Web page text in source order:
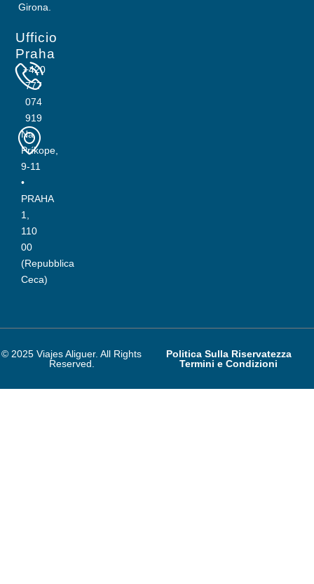
Girona.
Ufficio
Praha
+420
777
074
919
Na
Príkope,
9-11
•
PRAHA
1,
110
00
(Repubblica
Ceca)
© 2025 Viajes Aliguer. All Rights
Reserved.
Politica Sulla Riservatezza
Termini e Condizioni